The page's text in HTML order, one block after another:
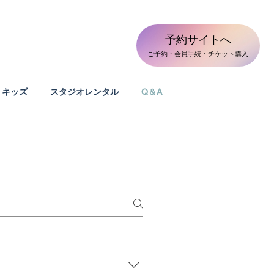
予約サイトへ
​ご予約・会員手続・チケット購入
キッズ スタジオレンタル Q＆A